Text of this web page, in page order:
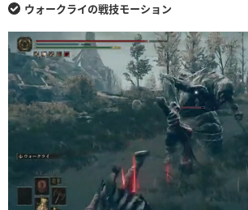
ウォークライの戦技モーション